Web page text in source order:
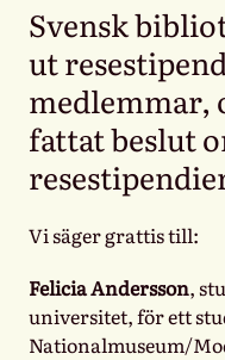
Svensk
ut
medlemmar,
fattat beslut
Vi säger grattis till:
Felicia Andersson,
universitet, för ett
Nationalmuseum/